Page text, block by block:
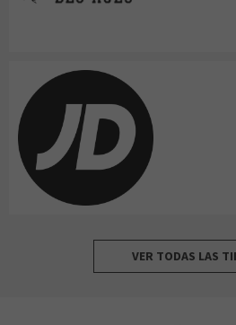
VER TODAS LAS